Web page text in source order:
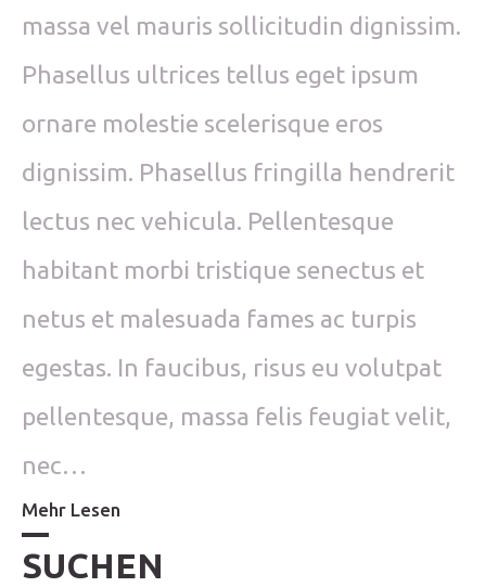
massa vel mauris sollicitudin dignissim.
Phasellus ultrices tellus eget ipsum
ornare molestie scelerisque eros
dignissim. Phasellus fringilla hendrerit
lectus nec vehicula. Pellentesque
habitant morbi tristique senectus et
netus et malesuada fames ac turpis
egestas. In faucibus, risus eu volutpat
pellentesque, massa felis feugiat velit,
nec…
Mehr Lesen
SUCHEN